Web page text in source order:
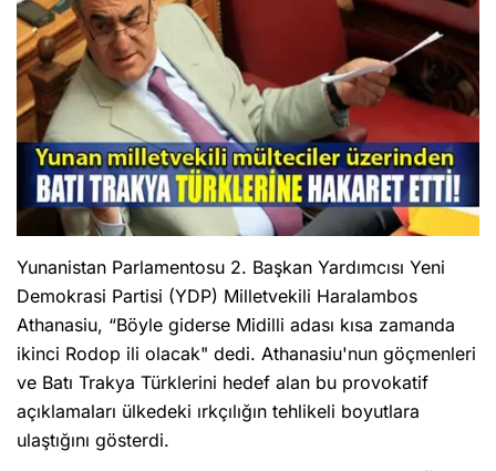
Yunanistan Parlamentosu 2. Başkan Yardımcısı Yeni
Demokrasi Partisi (YDP) Milletvekili Haralambos
Athanasiu, “Böyle giderse Midilli adası kısa zamanda
ikinci Rodop ili olacak" dedi. Athanasiu'nun göçmenleri
ve Batı Trakya Türklerini hedef alan bu provokatif
açıklamaları ülkedeki ırkçılığın tehlikeli boyutlara
ulaştığını gösterdi.